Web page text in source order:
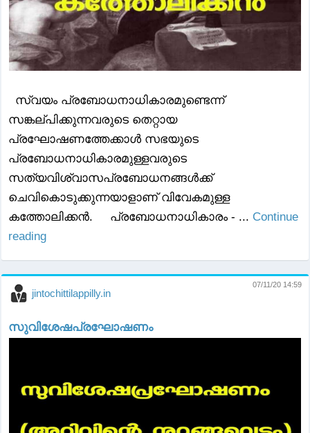
സ്വയം പ്രബോധനാധികാരമുണ്ടെന്ന്
സങ്കല്പിക്കുന്നവരുടെ തെറ്റായ
പ്രഘോഷണത്തേക്കാൾ സഭയുടെ
പ്രബോധനാധികാരമുള്ളവരുടെ
സത്യവിശ്വാസപ്രബോധനങ്ങൾക്ക്
ചെവികൊടുക്കുന്നയാളാണ് വിവേകമുള്ള
കത്തോലിക്കൻ. പ്രബോധനാധികാരം - ... Continue
reading
jintochittilappilly.in
07/11/20 14:59
സുവിശേഷപ്രഘോഷണം